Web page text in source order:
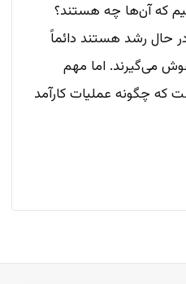
که آن‌ها چه هستند؟
حال رشد هستند دائماً
می‌گیرند. اما مهم
که چگونه عملیات کارآمد